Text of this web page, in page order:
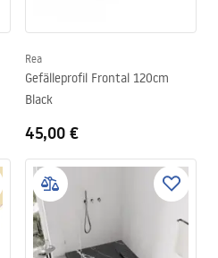
Rea
Gefälleprofil Frontal 120cm
Black
45,00 €